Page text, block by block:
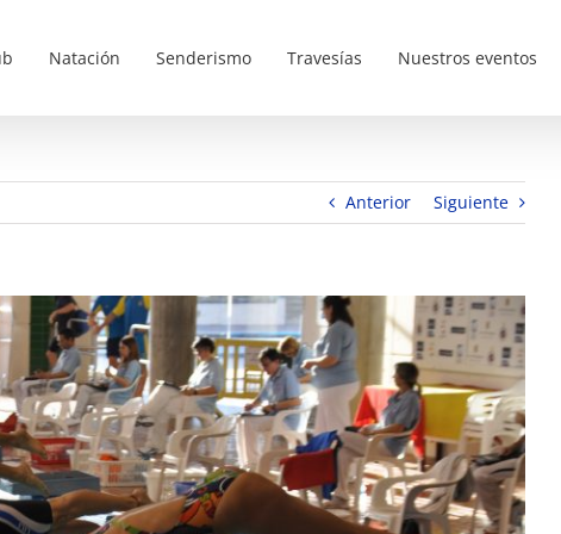
Natación Senderismo Travesías Nuestros eventos
Anterior Siguiente